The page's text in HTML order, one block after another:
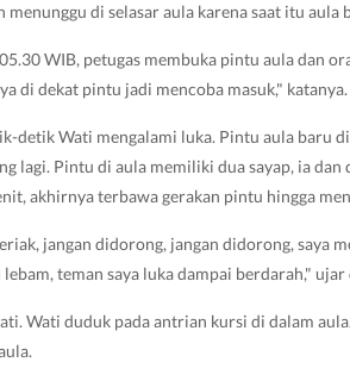
menunggu di selasar aula karena saat itu
WIB, petugas membuka pintu aula dan
di dekat pintu jadi mencoba masuk," katanya.
detik Wati mengalami luka. Pintu aula baru
lagi. Pintu di aula memiliki dua sayap, ia
akhirnya terbawa gerakan pintu hingga
jangan didorong, jangan didorong, saya
lebam, teman saya luka dampai berdarah," ujar
Wati duduk pada antrian kursi di dalam